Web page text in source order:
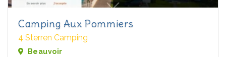
Camping Aux Pommiers
4 Sterren Camping
Beauvoir